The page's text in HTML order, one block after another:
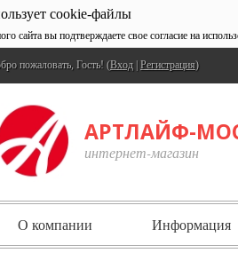
cookie-файлы
сайта вы подтверждаете свое согласие на
пожаловать, Гость! (Вход Регистрация)
АРТЛАЙФ-
интернет-магазин
О компании Информация